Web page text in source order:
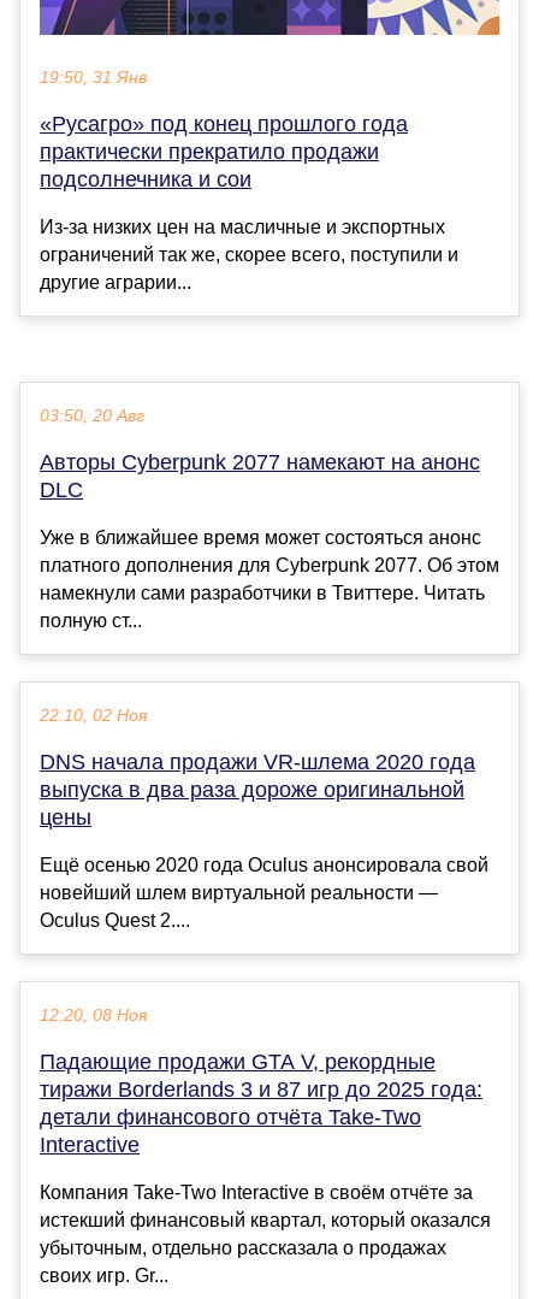
19:50, 31 Янв
«Русагро» под конец прошлого года
практически прекратило продажи
подсолнечника и сои
Из-за низких цен на масличные и экспортных
ограничений так же, скорее всего, поступили и
другие аграрии...
03:50, 20 Авг
Авторы Cyberpunk 2077 намекают на анонс
DLC
Уже в ближайшее время может состояться анонс
платного дополнения для Cyberpunk 2077. Об этом
намекнули сами разработчики в Твиттере. Читать
полную ст...
22:10, 02 Ноя
DNS начала продажи VR-шлема 2020 года
выпуска в два раза дороже оригинальной
цены
Ещё осенью 2020 года Oculus анонсировала свой
новейший шлем виртуальной реальности —
Oculus Quest 2....
12:20, 08 Ноя
Падающие продажи GTA V, рекордные
тиражи Borderlands 3 и 87 игр до 2025 года:
детали финансового отчёта Take-Two
Interactive
Компания Take-Two Interactive в своём отчёте за
истекший финансовый квартал, который оказался
убыточным, отдельно рассказала о продажах
своих игр. Gr...